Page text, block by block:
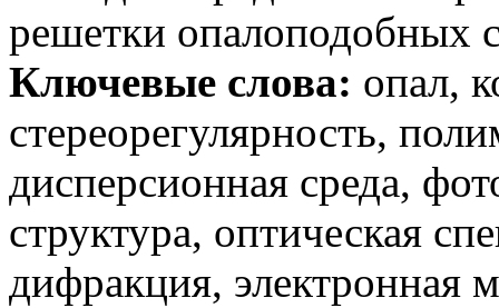
решетки опалоподобных
Ключевые слова: опал,
стереорегулярность,
дисперсионная среда,
структура, оптическая
дифракция, электронная